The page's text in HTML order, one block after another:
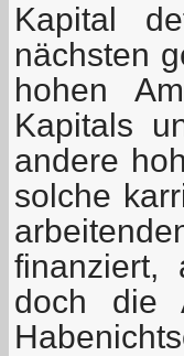
Kapital
nächsten
hohen
Kapitals
andere
solche
finanziert,
doch die